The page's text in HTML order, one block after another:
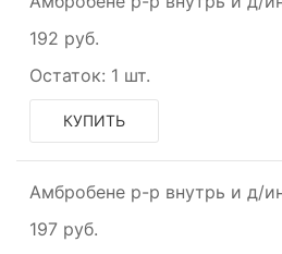
192 руб.
Остаток: 1 шт.
КУПИТЬ
Амбробене р-р внутрь и д/
197 руб.